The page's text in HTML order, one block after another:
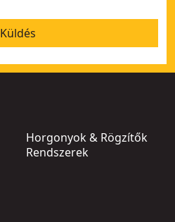
Küldés
Horgonyok & Rögzítők
Rendszerek